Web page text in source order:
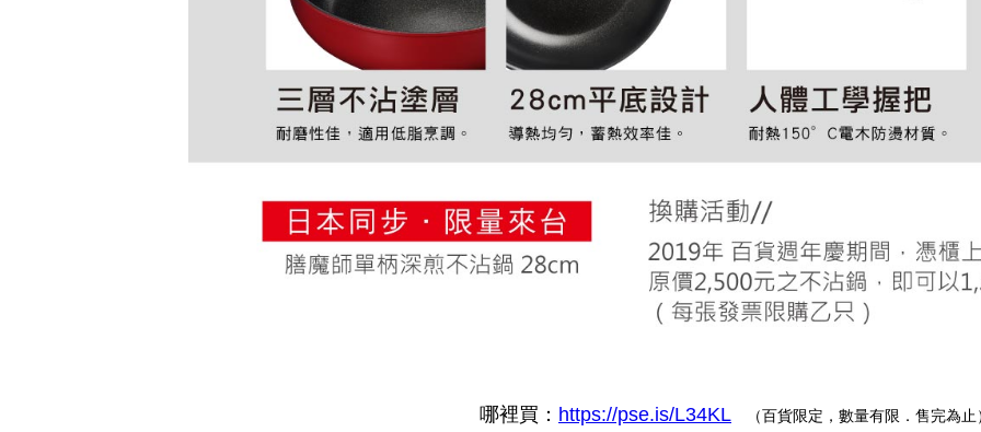
哪裡買： https://pse.is/L34KL （百貨限定，數量有限．售完為止